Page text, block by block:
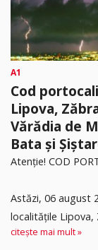
A1
Cod
Lipova,
Vărădia de
Bata și
Atenție! COD
Astăzi, 06 august
localitățile Lipova,
citește mai mult »